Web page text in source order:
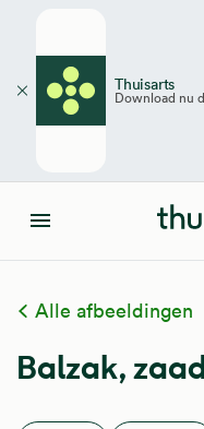
Thuisarts
Download nu
Sluiten
Menu
Alle afbeeldingen
Balzak,